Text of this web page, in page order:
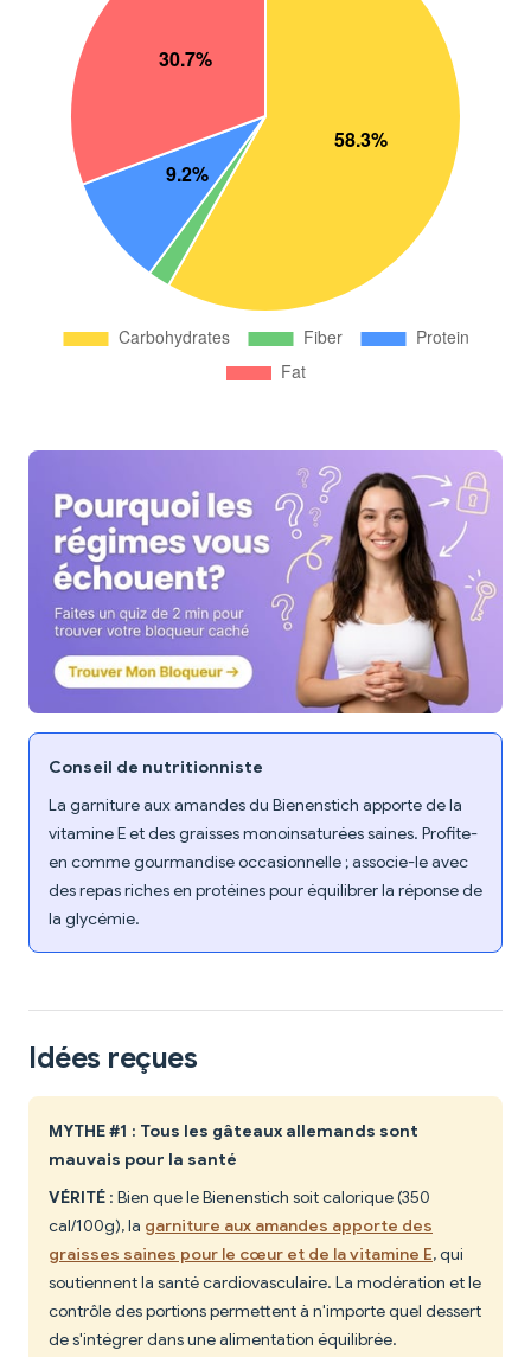
Conseil de nutritionniste
La garniture aux amandes du Bienenstich apporte de la
vitamine E et des graisses monoinsaturées saines. Profite-
en comme gourmandise occasionnelle ; associe-le avec
des repas riches en protéines pour équilibrer la réponse de
la glycémie.
Idées reçues
MYTHE #1 : Tous les gâteaux allemands sont
mauvais pour la santé
VÉRITÉ : Bien que le Bienenstich soit calorique (350
cal/100g), la garniture aux amandes apporte des
graisses saines pour le cœur et de la vitamine E, qui
soutiennent la santé cardiovasculaire. La modération et le
contrôle des portions permettent à n'importe quel dessert
de s'intégrer dans une alimentation équilibrée.